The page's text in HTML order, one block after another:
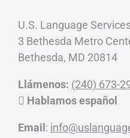
U.S. Language
3 Bethesda Metro
Bethesda, MD 20814
Llámenos: (240) 673-
Hablamos español
Email: